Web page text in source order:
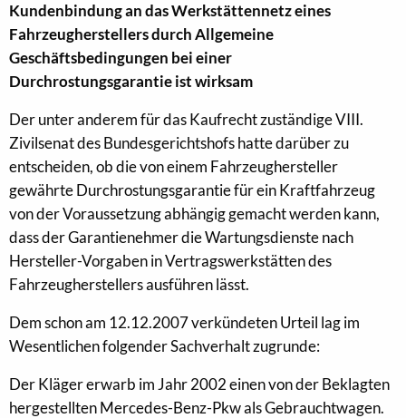
Kundenbindung an das Werkstättennetz eines
Fahrzeugherstellers durch Allgemeine
Geschäftsbedingungen bei einer
Durchrostungsgarantie ist wirksam
Der unter anderem für das Kaufrecht zuständige VIII.
Zivilsenat des Bundesgerichtshofs hatte darüber zu
entscheiden, ob die von einem Fahrzeughersteller
gewährte Durchrostungsgarantie für ein Kraftfahrzeug
von der Voraussetzung abhängig gemacht werden kann,
dass der Garantienehmer die Wartungsdienste nach
Hersteller-Vorgaben in Vertragswerkstätten des
Fahrzeugherstellers ausführen lässt.
Dem schon am 12.12.2007 verkündeten Urteil lag im
Wesentlichen folgender Sachverhalt zugrunde:
Der Kläger erwarb im Jahr 2002 einen von der Beklagten
hergestellten Mercedes-Benz-Pkw als Gebrauchtwagen.